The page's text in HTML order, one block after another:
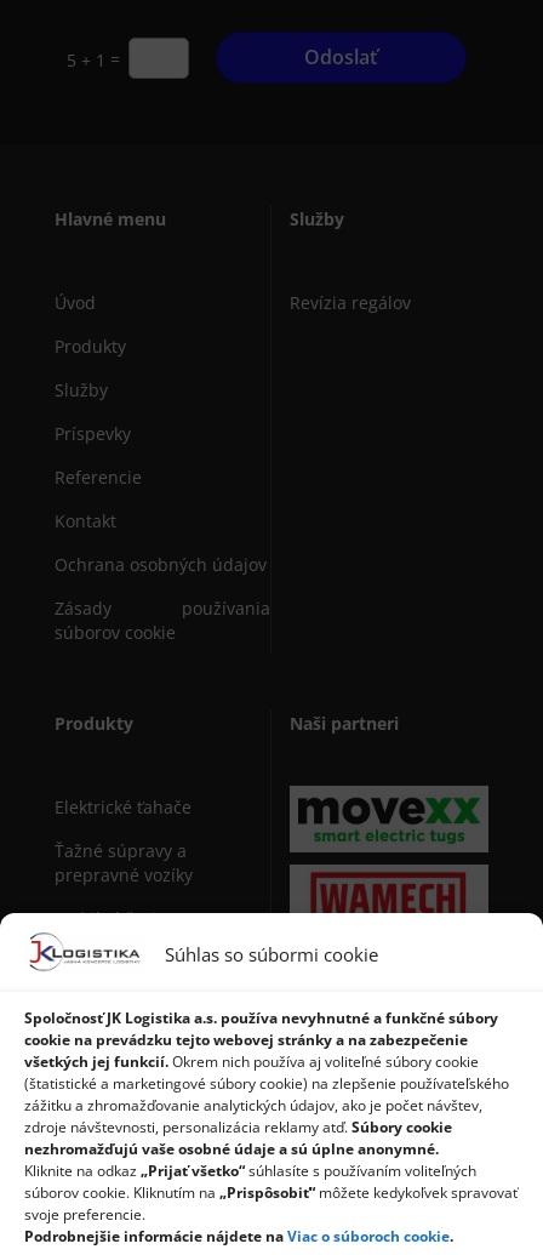
Súhlas so súbormi cookie
Spoločnosť JK Logistika a.s. používa nevyhnutné a funkčné súbory
cookie na prevádzku tejto webovej stránky a na zabezpečenie
všetkých jej funkcií.Okrem nich používa aj voliteľné súbory cookie
(štatistické a marketingové súbory cookie) na zlepšenie používateľského
zážitku a zhromažďovanie analytických údajov, ako je počet návštev,
zdroje návštevnosti, personalizácia reklamy atď.Súbory cookie
nezhromažďujú vaše osobné údaje a sú úplne anonymné.
Kliknite na odkaz„Prijať všetko“súhlasíte s používaním voliteľných
súborov cookie. Kliknutím na „Prispôsobiť“ môžete kedykoľvek spravovať
svoje preferencie.
Podrobnejšie informácie nájdete naViac o súboroch cookie.
5 + 1 = Odoslať
Hlavné menu
Úvod
Produkty
Služby
Príspevky
Referencie
Kontakt
Ochrana osobných údajov
Zásady používania
súborov cookie
Služby
Revízia regálov
Produkty
Elektrické ťahače
Ťažné súpravy a
prepravné vozíky
Mobilné žeriavy
Manipulačná technika
Stohovače paliet
Regály a použité regály
Naši partneri